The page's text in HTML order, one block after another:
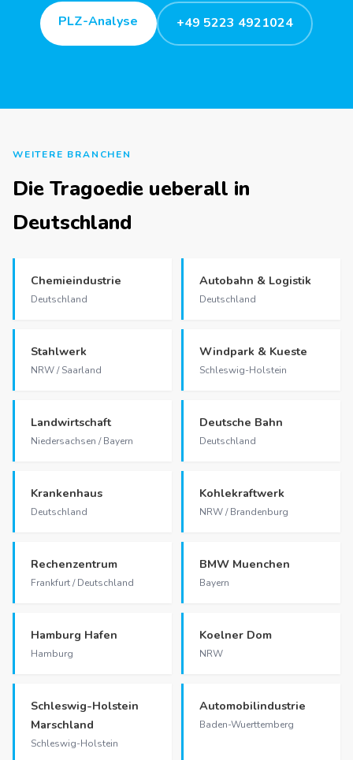
PLZ-Analyse +49 5223 4921024
WEITERE BRANCHEN
Die Tragoedie ueberall in
Deutschland
Chemieindustrie
Deutschland
Autobahn & Logistik
Deutschland
Stahlwerk
NRW / Saarland
Windpark & Kueste
Schleswig-Holstein
Landwirtschaft
Niedersachsen / Bayern
Deutsche Bahn
Deutschland
Krankenhaus
Deutschland
Kohlekraftwerk
NRW / Brandenburg
Rechenzentrum
Frankfurt / Deutschland
BMW Muenchen
Bayern
Hamburg Hafen
Hamburg
Koelner Dom
NRW
Schleswig-Holstein
Marschland
Schleswig-Holstein
Automobilindustrie
Baden-Wuerttemberg